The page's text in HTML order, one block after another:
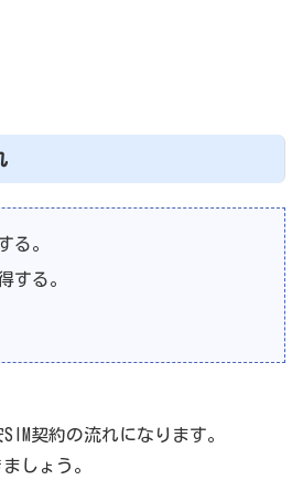
る。
する。
契約の流れになります。
しょう。